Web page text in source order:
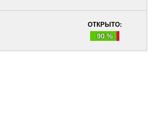
ОТКРЫТО:
90 %